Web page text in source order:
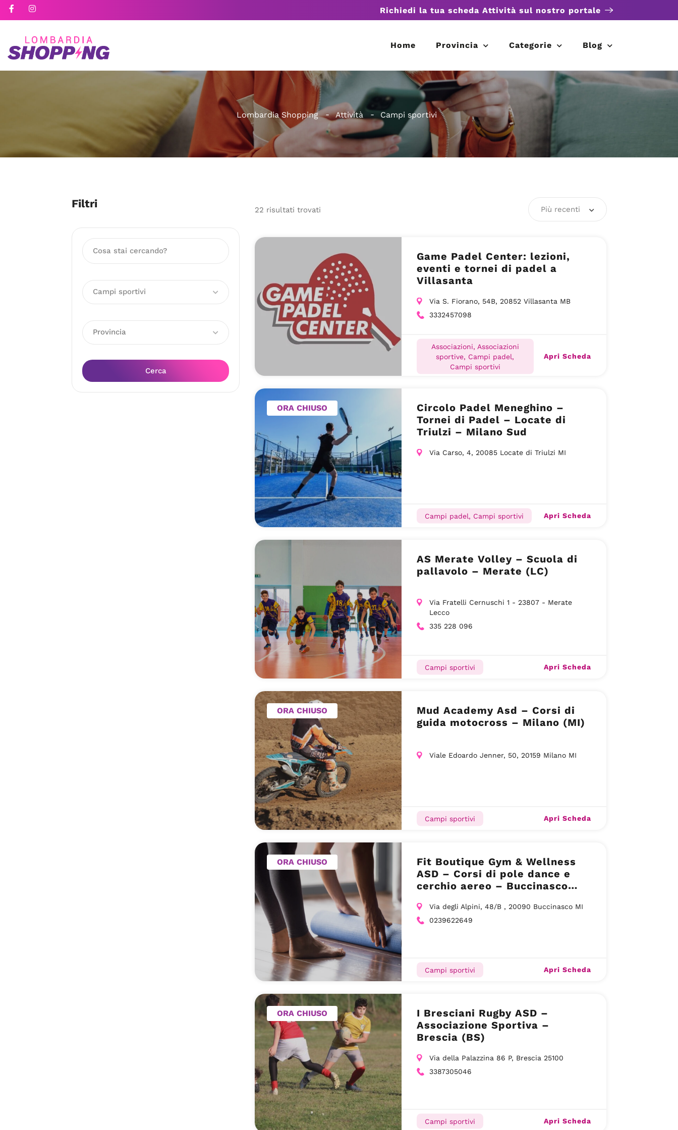
Richiedi la tua scheda Attività sul nostro portale
Home Provincia Categorie Blog
Lombardia Shopping Attività Campi sportivi
Filtri
Campi sportivi
Provincia
Cerca
22 risultati trovati Più recenti
Game Padel Center: lezioni,
eventi e tornei di padel a
Villasanta
Via S. Fiorano, 54B, 20852 Villasanta MB
3332457098
Associazioni, Associazioni
sportive, Campi padel,
Campi sportivi
Apri Scheda
ORA CHIUSO
Circolo Padel Meneghino –
Tornei di Padel – Locate di
Triulzi – Milano Sud
Via Carso, 4, 20085 Locate di Triulzi MI
Campi padel, Campi sportivi Apri Scheda
AS Merate Volley – Scuola di
pallavolo – Merate (LC)
Via Fratelli Cernuschi 1 - 23807 - Merate
Lecco
335 228 096
Campi sportivi Apri Scheda
ORA CHIUSO
Mud Academy Asd – Corsi di
guida motocross – Milano (MI)
Viale Edoardo Jenner, 50, 20159 Milano MI
Campi sportivi Apri Scheda
ORA CHIUSO
Fit Boutique Gym & Wellness
ASD – Corsi di pole dance e
cerchio aereo – Buccinasco
Via degli Alpini, 48/B , 20090 Buccinasco MI
0239622649
Campi sportivi Apri Scheda
ORA CHIUSO
I Bresciani Rugby ASD –
Associazione Sportiva –
Brescia (BS)
Via della Palazzina 86 P, Brescia 25100
3387305046
Campi sportivi Apri Scheda